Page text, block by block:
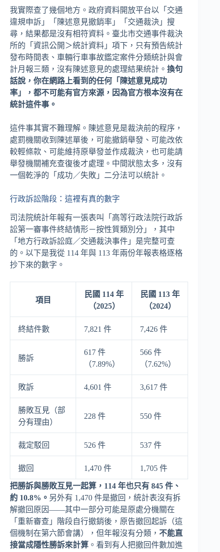
我實際查了幾個地方。政府資料開放平台以「交通
違規申訴」「陳述意見撤銷率」「交通裁決」搜
尋，結果都是沒有相符資料。臺北市交通事件裁決
所的「資訊公開＞統計資料」項下，只有預告統計
發布時間表、車輛行車事故鑑定案件分類統計與會
計月報三類，沒有陳述意見的處理結果統計。 換句
話說，你在網路上看到的任何「陳述意見成功
率」，都不可能有官方來源，因為官方根本沒有在
統計這件事。
這件事其實不難理解。陳述意見是裁決前的程序，
處罰機關收到陳述單後，可能撤銷舉發、可能改依
較輕條款、可能維持原舉發並作成裁決，也可能請
舉發機關補充查復後才處理。中間狀態太多，沒有
一個乾淨的「成功／失敗」二分法可以統計。
行政訴訟階段：這裡有真的數字
司法院統計年報有一張表叫「高等行政法院行政訴
訟第一審事件終結情形－按性質類別分」，其中
「地方行政訴訟庭／交通裁決事件」是完整可查
的。以下是我從 114 年與 113 年兩份年報表格逐格
抄下來的數字。
項目
民國 114 年
（2025）
民國 113 年
（2024）
終結件數 7,821 件 7,426 件
勝訴
617 件
（7.89%）
566 件
（7.62%）
敗訴 4,601 件 3,617 件
勝敗互見（部
分有理由）
228 件 550 件
裁定駁回 526 件 537 件
撤回 1,470 件 1,705 件
把勝訴與勝敗互見一起算，114 年也只有 845 件、
約 10.8%。 另外有 1,470 件是撤回，統計表沒有拆
解撤回原因——其中一部分可能是原處分機關在
「重新審查」階段自行撤銷後，原告撤回起訴（這
個機制在第六節會講），但年報沒有分類， 不能直
接當成隱性勝訴來計算 。看到有人把撤回件數加進